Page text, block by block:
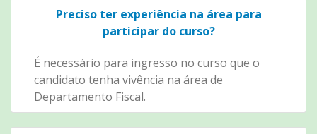
Preciso ter experiência na área para
participar do curso?
É necessário para ingresso no curso que o
candidato tenha vivência na área de
Departamento Fiscal.